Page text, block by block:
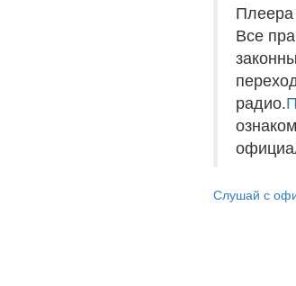
Плеера
Все
радио.
Слушай с